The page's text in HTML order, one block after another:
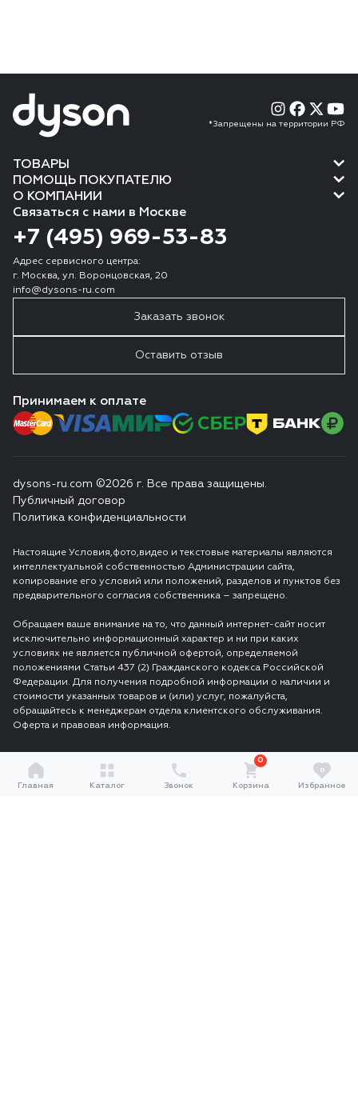
*Запрещены на территории РФ
ТОВАРЫ
ПОМОЩЬ ПОКУПАТЕЛЮ
О КОМПАНИИ
Связаться с нами в Москве
+7 (495) 969-53-83
Адрес сервисного центра:
г. Москва, ул. Воронцовская, 20
info@dysons-ru.com
Заказать звонок
Оставить отзыв
Принимаем к оплате
dysons-ru.com ©2026 г. Все права защищены.
Публичный договор
Политика конфиденциальности
Настоящие Условия,фото,видео и текстовые материалы являются
интеллектуальной собственностью Администрации сайта,
копирование его условий или положений, разделов и пунктов без
предварительного согласия собственника – запрещено.
Обращаем ваше внимание на то, что данный интернет-сайт носит
исключительно информационный характер и ни при каких
условиях не является публичной офертой, определяемой
положениями Статьи 437 (2) Гражданского кодекса Российской
Федерации. Для получения подробной информации о наличии и
стоимости указанных товаров и (или) услуг, пожалуйста,
обращайтесь к менеджерам отдела клиентского обслуживания.
Оферта и правовая информация.
Главная Каталог Звонок
0
Корзина
0
Избранное